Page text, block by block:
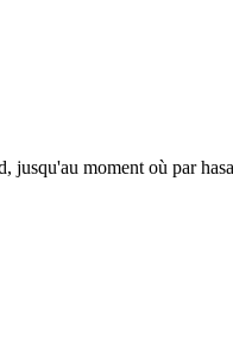
moment où par